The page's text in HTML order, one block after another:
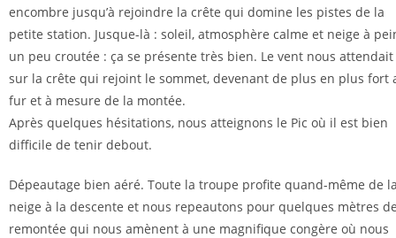
encombre jusqu’à rejoindre la crête qui domine les pistes de la
petite station. Jusque-là : soleil, atmosphère calme et neige à
un peu croutée : ça se présente très bien. Le vent nous attendait
sur la crête qui rejoint le sommet, devenant de plus en plus fort
fur et à mesure de la montée.
Après quelques hésitations, nous atteignons le Pic où il est bien
difficile de tenir debout.
Dépeautage bien aéré. Toute la troupe profite quand-même de
neige à la descente et nous repeautons pour quelques mètres
remontée qui nous amènent à une magnifique congère où nous